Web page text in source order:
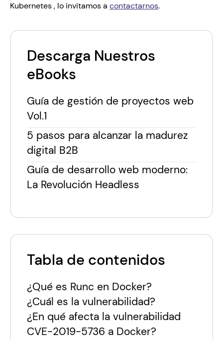
Descarga Nuestros
eBooks
Guía de gestión de proyectos web
Vol.1
5 pasos para alcanzar la madurez
digital B2B
Guía de desarrollo web moderno:
La Revolución Headless
Tabla de contenidos
¿Qué es Runc en Docker?
¿Cuál es la vulnerabilidad?
¿En qué afecta la vulnerabilidad
CVE-2019-5736 a Docker?
Kubernetes , lo invitamos a contactarnos.